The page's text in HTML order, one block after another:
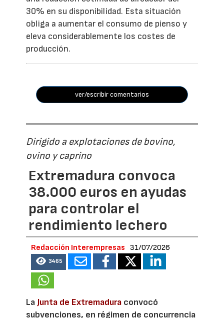
30% en su disponibilidad. Esta situación
obliga a aumentar el consumo de pienso y
eleva considerablemente los costes de
producción.
ver/escribir comentarios
Dirigido a explotaciones de bovino,
ovino y caprino
Extremadura convoca
38.000 euros en ayudas
para controlar el
rendimiento lechero
Redacción Interempresas 31/07/2026
3465
La Junta de Extremadura convocó
subvenciones, en régimen de concurrencia